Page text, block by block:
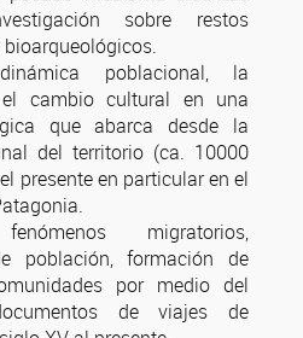
sobre restos
poblacional, la
cambio cultural en una
que abarca desde la
del territorio (ca. 10000
presente en particular en el
migratorios,
población, formación de
por medio del
de viajes de